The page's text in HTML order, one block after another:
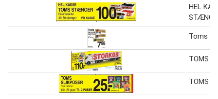
HEL
Toms
TOMS
TOMS